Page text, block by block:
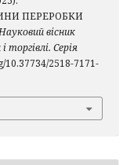
ПЕРЕРОБКИ
вісник
торгівлі. Серія
10.37734/2518-7171-